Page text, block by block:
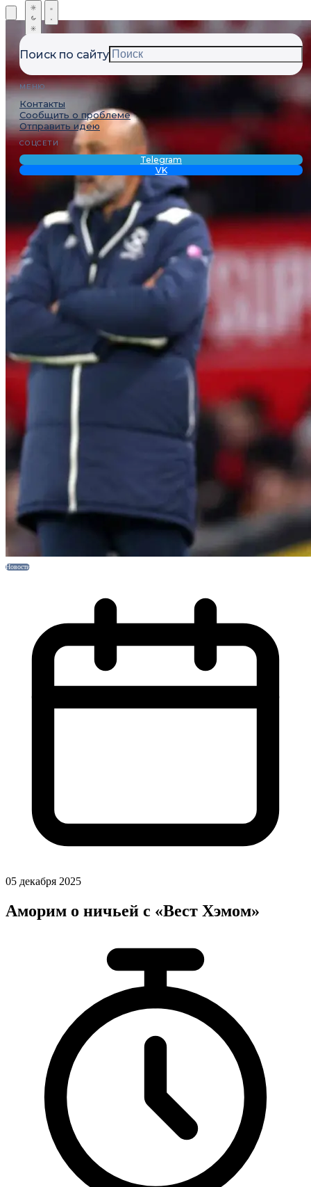
Поиск по сайту
МЕНЮ
Контакты
Сообщить о проблеме
Отправить идею
СОЦСЕТИ
Telegram
VK
Новости
05 декабря 2025
Аморим о ничьей с «Вест Хэмом»